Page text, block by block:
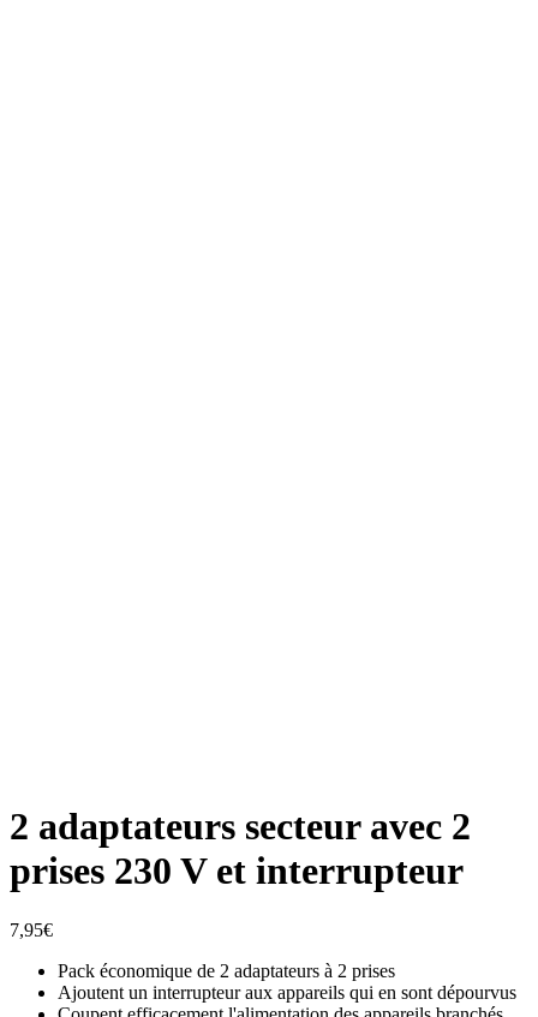
2 adaptateurs secteur avec 2
prises 230 V et interrupteur
7,95€
Pack économique de 2 adaptateurs à 2 prises
Ajoutent un interrupteur aux appareils qui en sont dépourvus